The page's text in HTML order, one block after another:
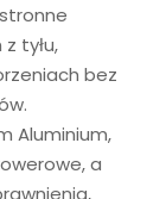
tyłu,
bez
Aluminium,
a